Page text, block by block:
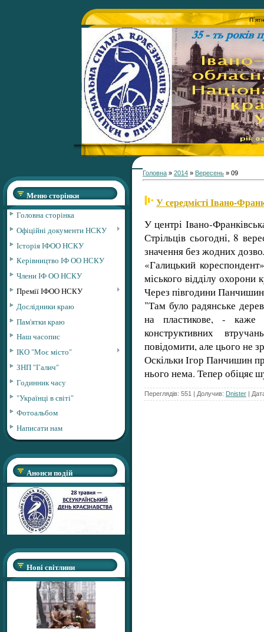
Меню сторінки
Головна сторінка
Офіційні документи НСКУ
Історія ІФОО НСКУ
Керівництво ІФ ОО НСКУ
Члени ІФ ОО НСКУ
Премії ІФОО НСКУ
Дослідники краю
Пам'ятки краю
Наш часопис
ІКО "Моє місто"
ЗНП "Галич"
Годинник часу
"Українці в світі"
Фотоальбом
Написати нам
Анонси подій
Нові світлини
Головна » 2014 » Вересень » 09
У середмісті Івано-
У центрі Івано-
Стрільців сьогодні, 8
значення без жодних
«Галицький
міського відділу
Через півгодини
"Там було радянське
на пластикове, -
конструктивних
повідомити, але цього не
Оскільки Ігор Панчишин
нього нема. Тепер обіцяє
Переглядів: 551 | Долучив: Dnister |